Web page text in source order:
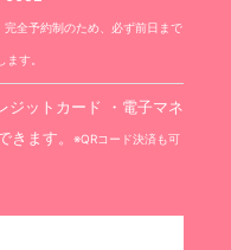
全予約制のため、必ず前日まで
す。
ジットカード ・電子マネ
きます。
※QRコード決済も可